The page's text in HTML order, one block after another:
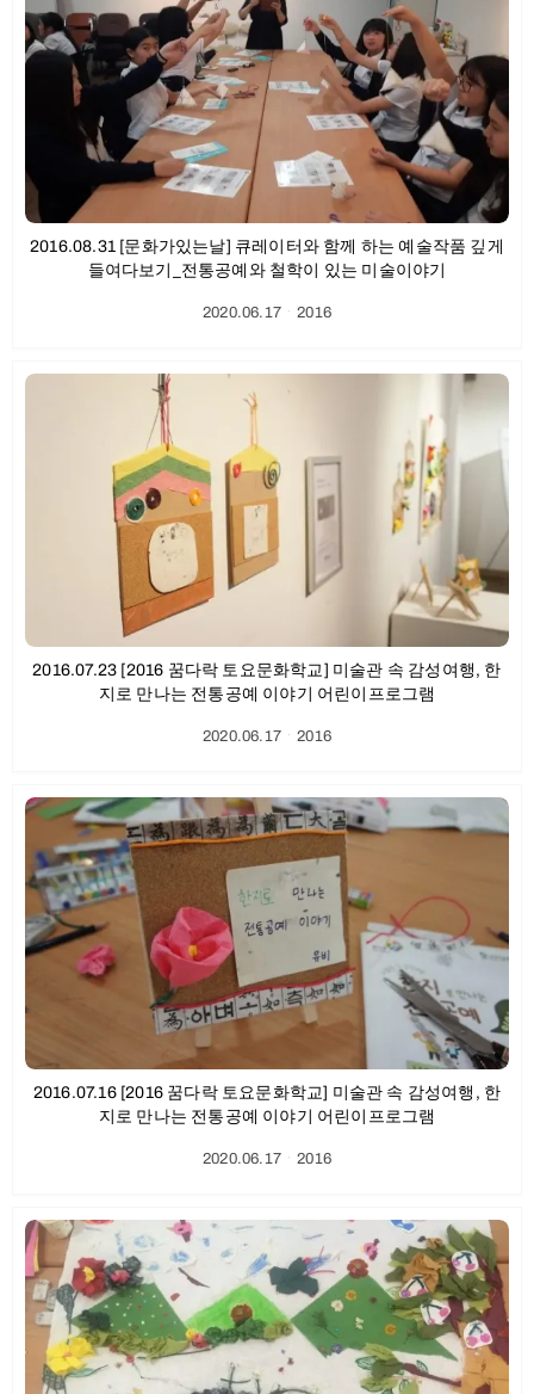
2016.08.31 [문화가있는날] 큐레이터와 함께 하는 예술작품 깊게
들여다보기_전통공예와 철학이 있는 미술이야기
2020.06.17ㆍ2016
2016.07.23 [2016 꿈다락 토요문화학교] 미술관 속 감성여행, 한
지로 만나는 전통공예 이야기 어린이프로그램
2020.06.17ㆍ2016
2016.07.16 [2016 꿈다락 토요문화학교] 미술관 속 감성여행, 한
지로 만나는 전통공예 이야기 어린이프로그램
2020.06.17ㆍ2016